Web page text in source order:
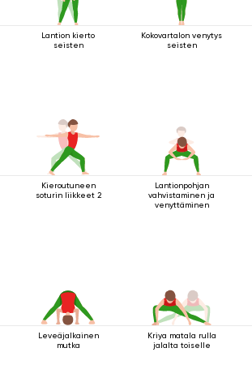
Lantion kierto
seisten
Kokovartalon venytys
seisten
Kieroutuneen
soturin liikkeet 2
Lantionpohjan
vahvistaminen ja
venyttäminen
Leveäjalkainen
mutka
Kriya matala rulla
jalalta toiselle